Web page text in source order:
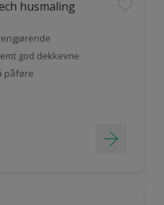
husmaling
god dekkevne
påføre